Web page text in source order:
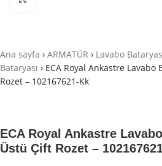
Ana sayfa › ARMATÜR › Lavabo
Bataryası › ECA Royal Ankastre Lavabo
Rozet – 102167621-Kk
ECA Royal Ankastre
Üstü Çift Rozet –